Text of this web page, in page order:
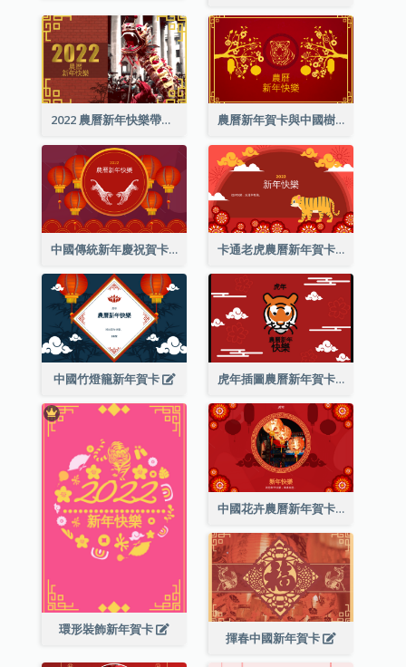
2022 農曆新年快樂帶照片賀卡 農曆新年賀卡與中國樹插圖
中國傳統新年慶祝賀卡 卡通老虎農曆新年賀卡
中國竹燈籠新年賀卡 虎年插圖農曆新年賀卡
環形裝飾新年賀卡
中國花卉農曆新年賀卡
揮春中國新年賀卡